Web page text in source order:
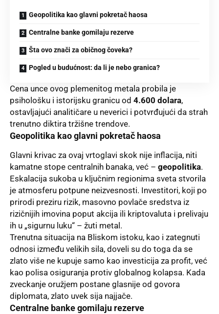
Geopolitika kao glavni pokretač haosa
Centralne banke gomilaju rezerve
Šta ovo znači za običnog čoveka?
Pogled u budućnost: da li je nebo granica?
Cena unce ovog plemenitog metala probila je
psihološku i istorijsku granicu od 4.600 dolara,
ostavljajući analitičare u neverici i potvrđujući da strah
trenutno diktira tržišne trendove.
Geopolitika kao glavni pokretač haosa
Glavni krivac za ovaj vrtoglavi skok nije inflacija, niti
kamatne stope centralnih banaka, već – geopolitika.
Eskalacija sukoba u ključnim regionima sveta stvorila
je atmosferu potpune neizvesnosti. Investitori, koji po
prirodi preziru rizik, masovno povlače sredstva iz
rizičnijih imovina poput akcija ili kriptovaluta i prelivaju
ih u „sigurnu luku“ – žuti metal.
Trenutna situacija na Bliskom istoku, kao i zategnuti
odnosi između velikih sila, doveli su do toga da se
zlato više ne kupuje samo kao investicija za profit, već
kao polisa osiguranja protiv globalnog kolapsa. Kada
zveckanje oružjem postane glasnije od govora
diplomata, zlato uvek sija najjače.
Centralne banke gomilaju rezerve